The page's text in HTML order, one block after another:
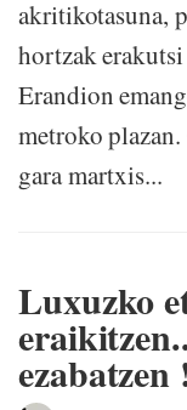
akritikotasuna,
hortzak
Erandion
metroko
gara martxis...
Luxuzko
ezabatzen